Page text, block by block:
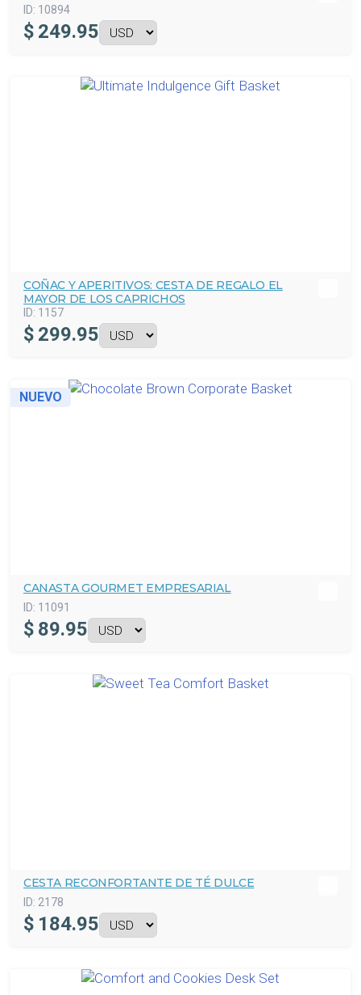
ID: 10894
$ 249.95
COÑAC Y APERITIVOS: CESTA DE REGALO EL
MAYOR DE LOS CAPRICHOS
ID: 1157
$ 299.95
NUEVO
CANASTA GOURMET EMPRESARIAL
ID: 11091
$ 89.95
CESTA RECONFORTANTE DE TÉ DULCE
ID: 2178
$ 184.95